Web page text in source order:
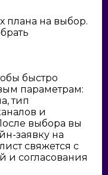
плана на выбор.
быстро
параметрам:
тип
и
выбора вы
заявку на
свяжется с
и согласования